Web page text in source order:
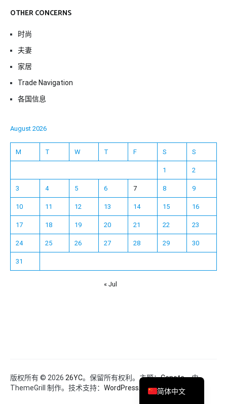
OTHER CONCERNS
时尚
夫妻
家居
Trade Navigation
各国信息
August 2026
M T W T F S S
1 2
3 4 5 6 7 8 9
10 11 12 13 14 15 16
17 18 19 20 21 22 23
24 25 26 27 28 29 30
31
« Jul
版权所有 © 2026 26YC。保留所有权利。主题：Cenote，由
ThemeGrill 制作。技术支持： WordPress。 简体中文
English